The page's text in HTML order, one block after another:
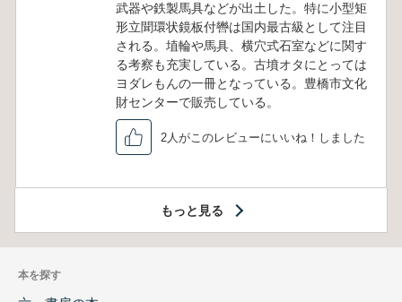
武器や鉄製馬具などが出土した。特に小型矩
形立聞環状鏡板付轡は国内最古級として注目
される。埴輪や馬具、横穴式石室などに関す
る考察も充実している。古墳オタにとっては
ヨダレもんの一冊となっている。豊橋市文化
財センターで販売している。
2人がこのレビューにいいね！しました
もっと見る
本を探す